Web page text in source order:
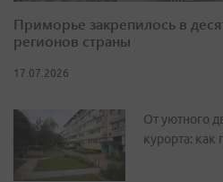
Приморье закрепилось в
регионов страны
17.07.2026
От уютного
курорта: как